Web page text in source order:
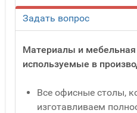
Задать вопрос
Материалы и мебельная
используемые в
Все офисные столы,
изготавливаем